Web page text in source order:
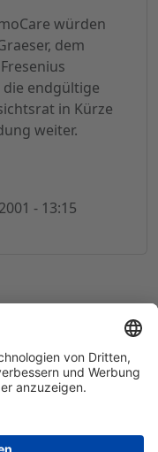
würden
dem
endgültige
in Kürze
weiter.
- 13:15